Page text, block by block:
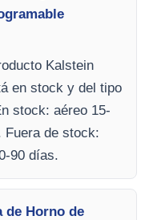
Kalstein
en stock y del tipo
stock: aéreo 15-
de stock:
90 días.
de Horno de